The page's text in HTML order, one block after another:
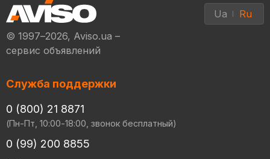
© 1997–2026, Aviso.ua –
сервис объявлений
Ua Ru
Служба поддержки
0 (800) 21 8871
(Пн-Пт, 10:00-18:00, звонок бесплатный)
0 (99) 200 8855